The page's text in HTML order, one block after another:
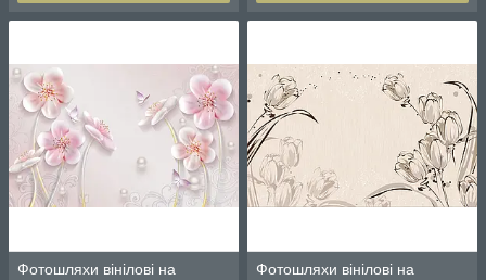
Фотошляхи вінілові на
Фотошляхи вінілові на